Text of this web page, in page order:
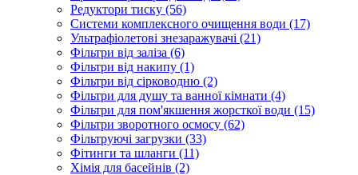
Редуктори тиску (56)
Системи комплексного очищення води (17)
Ультрафіолетові знезаражувачі (21)
Фільтри від заліза (6)
Фільтри від накипу (1)
Фільтри від сірководню (2)
Фільтри для душу та ванної кімнати (4)
Фільтри для пом'якшення жорсткої води (15)
Фільтри зворотного осмосу (62)
Фільтруючі загрузки (33)
Фітинги та шланги (11)
Хімія для басейнів (2)